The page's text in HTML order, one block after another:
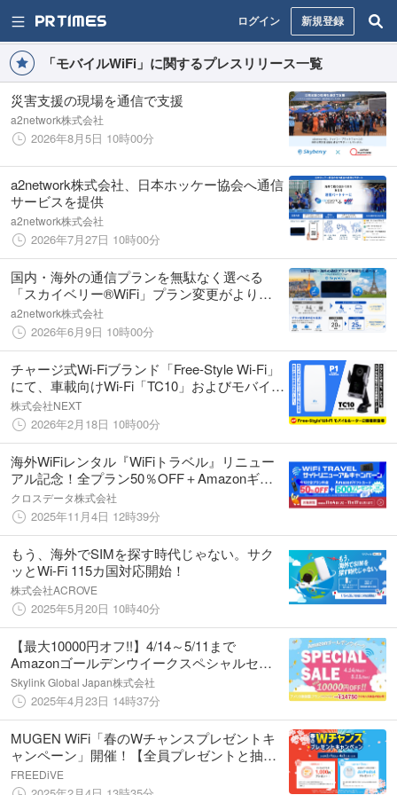
ログイン 新規登録
「モバイルWiFi」に関するプレスリリース一覧
災害支援の現場を通信で支援
a2network株式会社
2026年8月5日 10時00分
a2network株式会社、日本ホッケー協会へ通信
サービスを提供
a2network株式会社
2026年7月27日 10時00分
国内・海外の通信プランを無駄なく選べる
「スカイベリー®WiFi」プラン変更がより柔
軟に
a2network株式会社
2026年6月9日 10時00分
チャージ式Wi-Fiブランド「Free-Style Wi-Fi」
にて、車載向けWi-Fi「TC10」およびモバイル
バッテリー機能付きWi-Fi「P1」を2026年2月
18日より販売開始
株式会社NEXT
2026年2月18日 10時00分
海外WiFiレンタル『WiFiトラベル』リニュー
アル記念！全プラン50％OFF＋Amazonギフ
トカード500円分プレゼントキャンペーン実施
中
クロスデータ株式会社
2025年11月4日 12時39分
もう、海外でSIMを探す時代じゃない。サク
ッとWi-Fi 115カ国対応開始！
株式会社ACROVE
2025年5月20日 10時40分
【最大10000円オフ!!】4/14～5/11まで
Amazonゴールデンウイークスペシャルセー
ル開催！ Skylink Global人気のギガ付きポケッ
トWi-Fiが特別価格に！
Skylink Global Japan株式会社
2025年4月23日 14時37分
MUGEN WiFi「春のWチャンスプレゼントキ
ャンペーン」開催！【全員プレゼントと抽選
プレゼントのＷチャンス！】豪華景品は
AirPods4！
FREEDiVE